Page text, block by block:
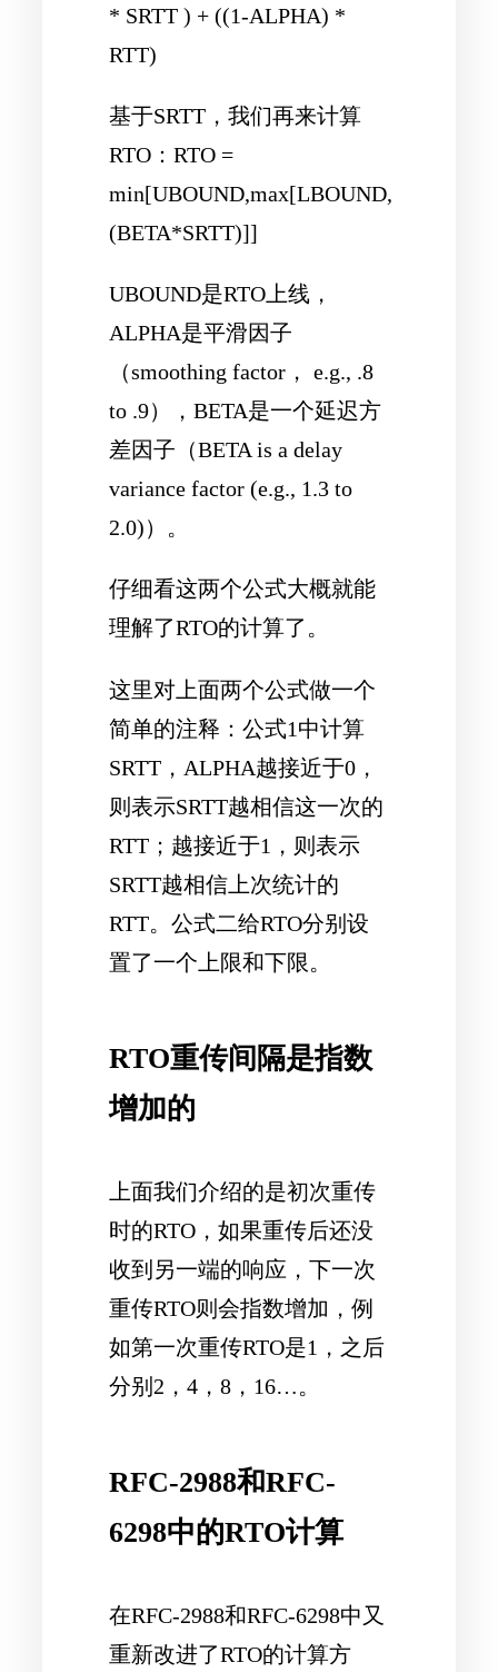
* SRTT ) + ((1-ALPHA) *
RTT)
基于SRTT，我们再来计算
RTO：RTO =
min[UBOUND,max[LBOUND,
(BETA*SRTT)]]
UBOUND是RTO上线，
ALPHA是平滑因子
（smoothing factor， e.g., .8
to .9），BETA是一个延迟方
差因子（BETA is a delay
variance factor (e.g., 1.3 to
2.0)）。
仔细看这两个公式大概就能
理解了RTO的计算了。
这里对上面两个公式做一个
简单的注释：公式1中计算
SRTT，ALPHA越接近于0，
则表示SRTT越相信这一次的
RTT；越接近于1，则表示
SRTT越相信上次统计的
RTT。公式二给RTO分别设
置了一个上限和下限。
RTO重传间隔是指数
增加的
上面我们介绍的是初次重传
时的RTO，如果重传后还没
收到另一端的响应，下一次
重传RTO则会指数增加，例
如第一次重传RTO是1，之后
分别2，4，8，16…。
RFC-2988和RFC-
6298中的RTO计算
在RFC-2988和RFC-6298中又
重新改进了RTO的计算方